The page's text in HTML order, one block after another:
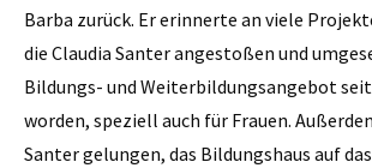
Barba zurück. Er erinnerte an viele
die Claudia Santer angestoßen und
Bildungs- und Weiterbildungsangebot
worden, speziell auch für Frauen.
Santer gelungen, das Bildungshaus auf